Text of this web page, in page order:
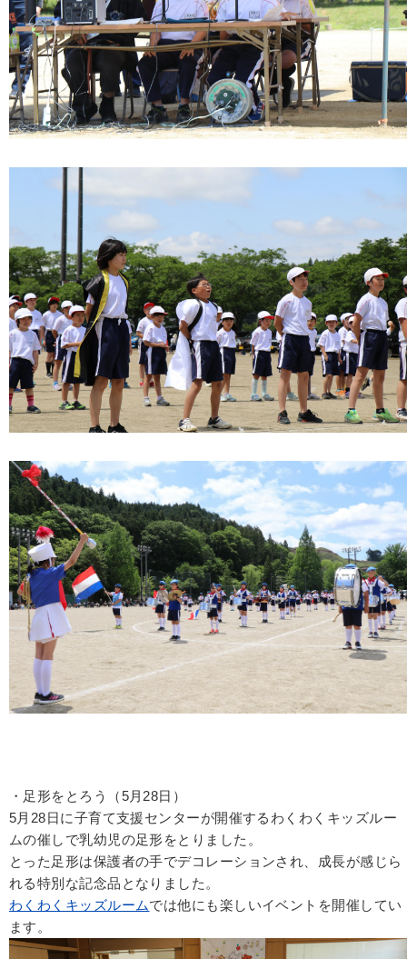
・足形をとろう（5月28日）
5月28日に子育て支援センターが開催するわくわくキッズルー
ムの催しで乳幼児の足形をとりました。
とった足形は保護者の手でデコレーションされ、成長が感じら
れる特別な記念品となりました。
わくわくキッズルームでは他にも楽しいイベントを開催してい
ます。